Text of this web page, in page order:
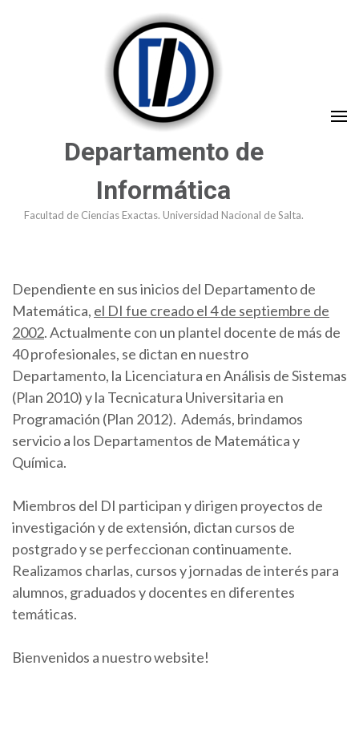
Departamento de
Informática
Facultad de Ciencias Exactas. Universidad Nacional de Salta.
Dependiente en sus inicios del Departamento de
Matemática, el DI fue creado el 4 de septiembre de
2002. Actualmente con un plantel docente de más de
40 profesionales, se dictan en nuestro
Departamento, la Licenciatura en Análisis de Sistemas
(Plan 2010) y la Tecnicatura Universitaria en
Programación (Plan 2012). Además, brindamos
servicio a los Departamentos de Matemática y
Química.
Miembros del DI participan y dirigen proyectos de
investigación y de extensión, dictan cursos de
postgrado y se perfeccionan continuamente.
Realizamos charlas, cursos y jornadas de interés para
alumnos, graduados y docentes en diferentes
temáticas.
Bienvenidos a nuestro website!